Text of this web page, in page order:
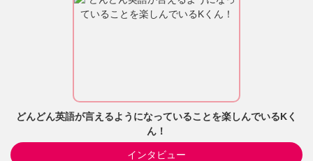
どんどん英語が言えるようになっていることを楽しんでいるKく
ん！
インタビュー